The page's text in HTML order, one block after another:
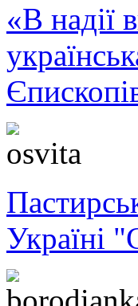
«В надії
Україні